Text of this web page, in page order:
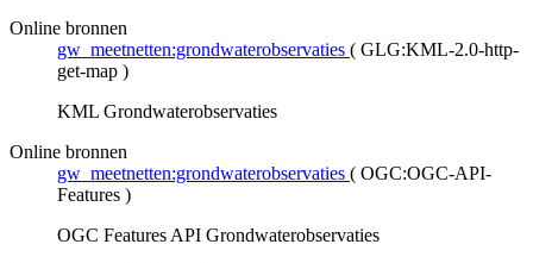
Online bronnen
gw_meetnetten:grondwaterobservaties ( GLG:KML-2.0-http-
get-map )
KML Grondwaterobservaties
Online bronnen
gw_meetnetten:grondwaterobservaties ( OGC:OGC-API-
Features )
OGC Features API Grondwaterobservaties